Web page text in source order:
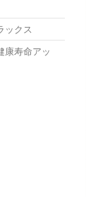
ックス
康寿命アッ